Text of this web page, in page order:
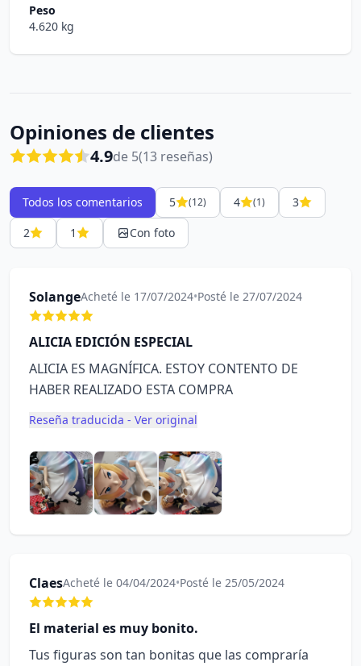
Peso
4.620 kg
Opiniones de clientes
4.9de 5(13 reseñas)
Todos los comentarios 5 (12) 4 (1)
3
2
1 Con foto
SolangeAcheté le 17/07/2024•Posté le 27/07/2024
ALICIA EDICIÓN ESPECIAL
ALICIA ES MAGNÍFICA. ESTOY CONTENTO DE
HABER REALIZADO ESTA COMPRA
Reseña traducida - Ver original
ClaesAcheté le 04/04/2024•Posté le 25/05/2024
El material es muy bonito.
Tus figuras son tan bonitas que las compraría